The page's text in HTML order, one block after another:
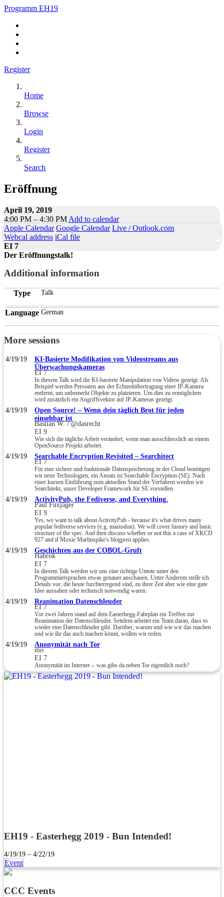
Programm EH19
Register
Home
Browse
Login
Register
Search
Eröffnung
April 19, 2019
4:00 PM – 4:30 PM Add to calendar
Apple Calendar Google Calendar Live / Outlook.com
Webcal address iCal file
EI 7
Der Eröffnungstalk!
Additional information
Type Talk
Language German
More sessions
4/19/19
KI-Basierte Modifikation von Videostreams aus
Überwachungskameras
EI 7
In diesem Talk wird die KI-basierte Manipulation von Videos gezeigt. Als
Beispiel werden Personen aus der Echtzeitübertragung einer IP-Kamera
entfernt, um unbemerkt Objekte zu platzieren. Um dies zu ermöglichen
wird zusätzlich ein Angriffsvektor auf IP-Kameras gezeigt.
4/19/19
Open Source! – Wenn dein täglich Brot für jeden
einsehbar ist
Bastian W. / @dasrecht
EI 9
Wie sich die tägliche Arbeit verändert, wenn man ausschliesslich an einem
OpenSource Projekt arbeitet.
4/19/19 Searchable Encryption Revisited – Searchitect
EI 7
Für eine sichere und funktionale Datenspeicherung in der Cloud benötigen
wir neue Technologien, ein Ansatz ist Searchable Encryption (SE). Nach
einer kurzen Einführung zum aktuellen Stand der Verfahren werden wir
Searchitekt, unser Developer Framework für SE vorstellen.
4/19/19 ActivityPub, the Fediverse, and Everything.
Paul Fuxjäger
EI 9
Yes, we want to talk about ActivityPub - because it's what drives many
popular fediverse services (e.g. mastodon). We will cover history and basic
structure of the spec. And then discuss whether or not this a case of XKCD
927 and if Moxie Marlinspike's blogpost applies.
4/19/19 Geschichten aus der COBOL-Gruft
Habrok
EI 7
In diesem Talk werden wir uns eine richtige Untote unter den
Programmiersprachen etwas genauer anschauen. Unter Anderem stelle ich
Details vor, die heute furchterregend sind, zu ihrer Zeit aber wie eine gute
Idee aussahen oder technisch notwendig waren.
4/19/19 Reanimation Datenschleuder
EI 7
Vor zwei Jahren stand auf dem Easterhegg-Fahrplan ein Treffen zur
Reanimation der Datenschleuder. Seitdem arbeitet ein Team daran, dass es
wieder eine Datenschleuder gibt. Darüber, warum und wie wir das machen
und wie ihr das auch machen könnt, wollen wir reden.
4/19/19 Anonymität nach Tor
mo
EI 7
Anonymität im Internet -- was gibs da neben Tor eigentlich noch?
EH19 - Easterhegg 2019 - Bun Intended!
4/19/19 – 4/22/19
Event
CCC Events